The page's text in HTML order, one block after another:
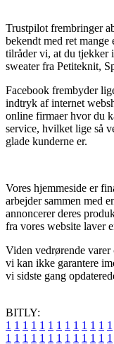
Trustpilot frembringer
bekendt med ret mange
tilråder vi, at du tjekker
sweater fra Petiteknit,
Facebook frembyder
indtryk af internet
online firmaer hvor du
service, hvilket lige så
glade kunderne er.
Vores hjemmeside er
arbejder sammen med
annoncerer deres
fra vores website laver
Viden vedrørende
vi kan ikke garantere
vi sidste gang
BITLY:
1 1 1 1 1 1 1 1 1 1 1 1 1
1 1 1 1 1 1 1 1 1 1 1 1 1